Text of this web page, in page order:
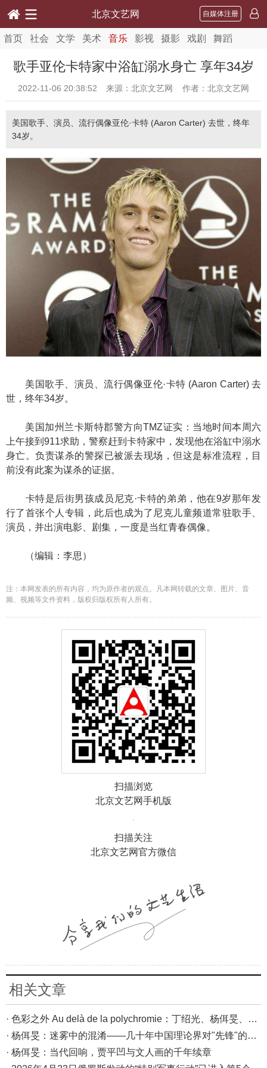
北京文艺网 自媒体注册
首页 社会 文学 美术 音乐 影视 摄影 戏剧 舞蹈
歌手亚伦卡特家中浴缸溺水身亡 享年34岁
2022-11-06 20:38:52 来源：北京文艺网 作者：北京文艺网
美国歌手、演员、流行偶像亚伦·卡特 (Aaron Carter) 去世，终年
34岁。
美国歌手、演员、流行偶像亚伦·卡特 (Aaron Carter) 去
世，终年34岁。
美国加州兰卡斯特郡警方向TMZ证实：当地时间本周六
上午接到911求助，警察赶到卡特家中，发现他在浴缸中溺水
身亡。负责谋杀的警探已被派去现场，但这是标准流程，目
前没有此案为谋杀的证据。
卡特是后街男孩成员尼克·卡特的弟弟，他在9岁那年发
行了首张个人专辑，此后也成为了尼克儿童频道常驻歌手、
演员，并出演电影、剧集，一度是当红青春偶像。
（编辑：李思）
注：本网发表的所有内容，均为原作者的观点。凡本网转载的文章、图片、音
频、视频等文件资料，版权归版权所有人所有。
扫描浏览
北京文艺网手机版
扫描关注
北京文艺网官方微信
相关文章
· 色彩之外 Au delà de la polychromie：丁绍光、杨佴旻、Alain Cardenas·Castro巴黎展
· 杨佴旻：迷雾中的混淆——几十年中国理论界对"先锋"的误读，对创作的误导
· 杨佴旻：当代回响，贾平凹与文人画的千年续章